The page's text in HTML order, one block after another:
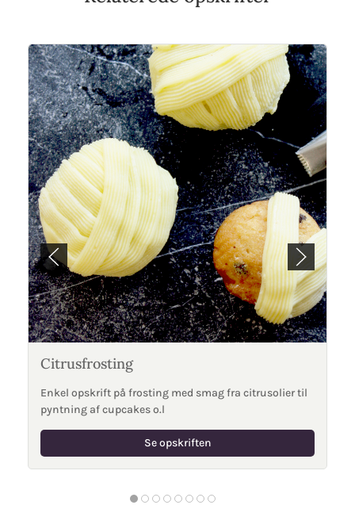
Citrusfrosting
Enkel opskrift på frosting med smag fra citrusolier til
pyntning af cupcakes o.l
Se opskriften